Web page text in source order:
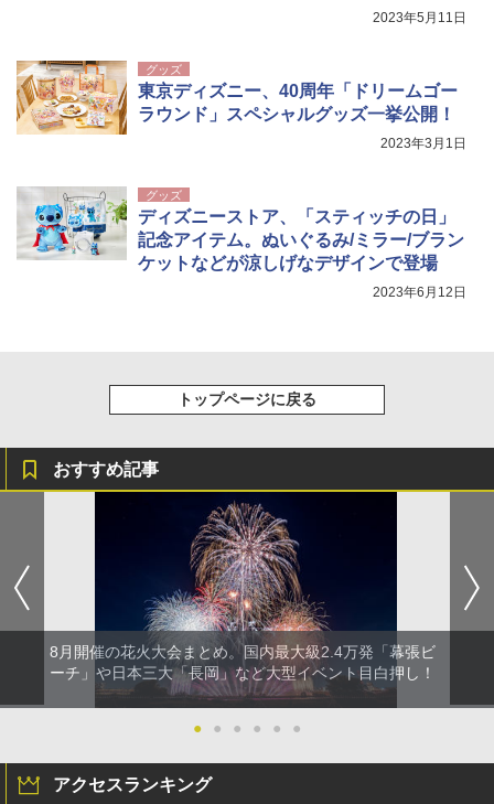
[キャンパーズコレクション 山善] 傘みたいに
広げるだけ パッとサッとテント キューブ ブ
ラックコーティング フルクローズ メッシュ 3
人用 簡単設置 ポップアップテント PATC-15
￥10,990
ポインターライト 強力 小型 緑色/赤色/青紫色
USB充電式 高精度 超長距離照射 長時間使用
可能 安全ロック付き 高安全性 金属製耐久 コ
ンパクト多機能設計 持ち運び便利 アウトド
ア/オフィス/教育現場/展示会用 緑
￥1,180
2023年5月11日
グッズ
東京ディズニー、40周年「ドリームゴー
ラウンド」スペシャルグッズ一挙公開！
2023年3月1日
グッズ
ディズニーストア、「スティッチの日」
記念アイテム。ぬいぐるみ/ミラー/ブラン
ケットなどが涼しげなデザインで登場
2023年6月12日
トップページに戻る
おすすめ記事
8月開催の花火大会まとめ。国内最大級2.4万発「幕張ビ
ーチ」や日本三大「長岡」など大型イベント目白押し！
● ● ● ● ● ●
アクセスランキング